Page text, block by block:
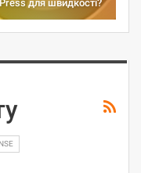
для швидкості?